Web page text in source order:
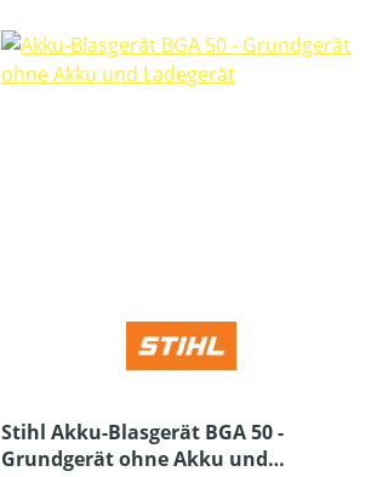
Stihl Akku-Blasgerät BGA 50 -
Grundgerät ohne Akku und